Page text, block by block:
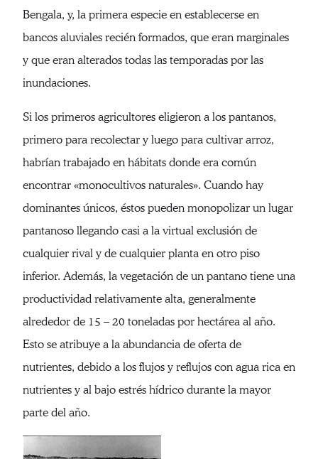
Bengala, y, la primera especie en establecerse en
bancos aluviales recién formados, que eran marginales
y que eran alterados todas las temporadas por las
inundaciones.
Si los primeros agricultores eligieron a los pantanos,
primero para recolectar y luego para cultivar arroz,
habrían trabajado en hábitats donde era común
encontrar «monocultivos naturales». Cuando hay
dominantes únicos, éstos pueden monopolizar un lugar
pantanoso llegando casi a la virtual exclusión de
cualquier rival y de cualquier planta en otro piso
inferior. Además, la vegetación de un pantano tiene una
productividad relativamente alta, generalmente
alrededor de 15 – 20 toneladas por hectárea al año.
Esto se atribuye a la abundancia de oferta de
nutrientes, debido a los flujos y reflujos con agua rica en
nutrientes y al bajo estrés hídrico durante la mayor
parte del año.